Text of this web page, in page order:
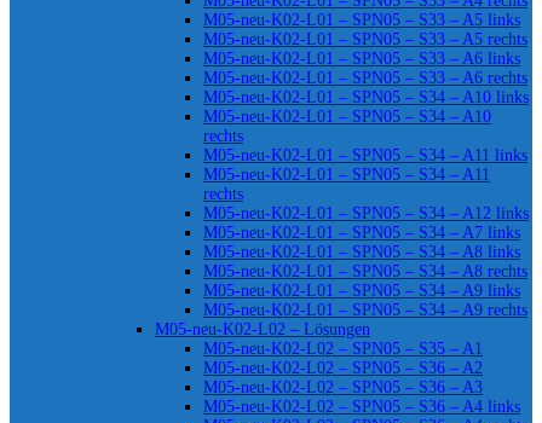
M05-neu-K02-L01 – SPN05 – S33 – A5 links
M05-neu-K02-L01 – SPN05 – S33 – A5 rechts
M05-neu-K02-L01 – SPN05 – S33 – A6 links
M05-neu-K02-L01 – SPN05 – S33 – A6 rechts
M05-neu-K02-L01 – SPN05 – S34 – A10 links
M05-neu-K02-L01 – SPN05 – S34 – A10
rechts
M05-neu-K02-L01 – SPN05 – S34 – A11 links
M05-neu-K02-L01 – SPN05 – S34 – A11
rechts
M05-neu-K02-L01 – SPN05 – S34 – A12 links
M05-neu-K02-L01 – SPN05 – S34 – A7 links
M05-neu-K02-L01 – SPN05 – S34 – A8 links
M05-neu-K02-L01 – SPN05 – S34 – A8 rechts
M05-neu-K02-L01 – SPN05 – S34 – A9 links
M05-neu-K02-L01 – SPN05 – S34 – A9 rechts
M05-neu-K02-L02 – Lösungen
M05-neu-K02-L02 – SPN05 – S35 – A1
M05-neu-K02-L02 – SPN05 – S36 – A2
M05-neu-K02-L02 – SPN05 – S36 – A3
M05-neu-K02-L02 – SPN05 – S36 – A4 links